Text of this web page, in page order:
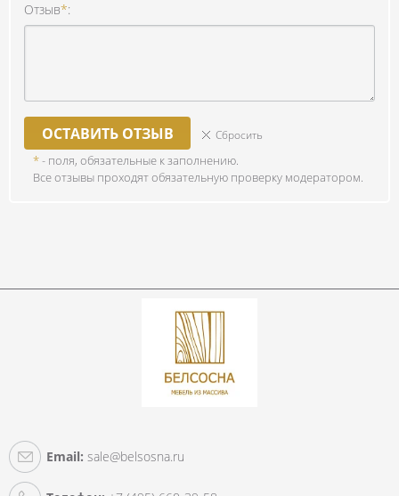
Отзыв*:
ОСТАВИТЬ ОТЗЫВ Сбросить
*- поля, обязательные к заполнению.
Все отзывы проходят обязательную проверку модератором.
Email: sale@belsosna.ru